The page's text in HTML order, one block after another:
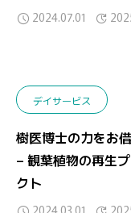
2024.07.01
デイサービス
樹医博士の力をお
– 観葉植物の再生
クト
2024.03.01